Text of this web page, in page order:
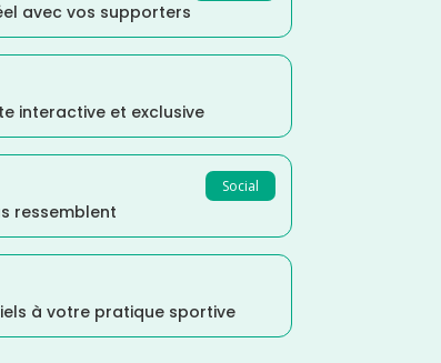
avec vos supporters
interactive et exclusive
Social
ressemblent
à votre pratique sportive